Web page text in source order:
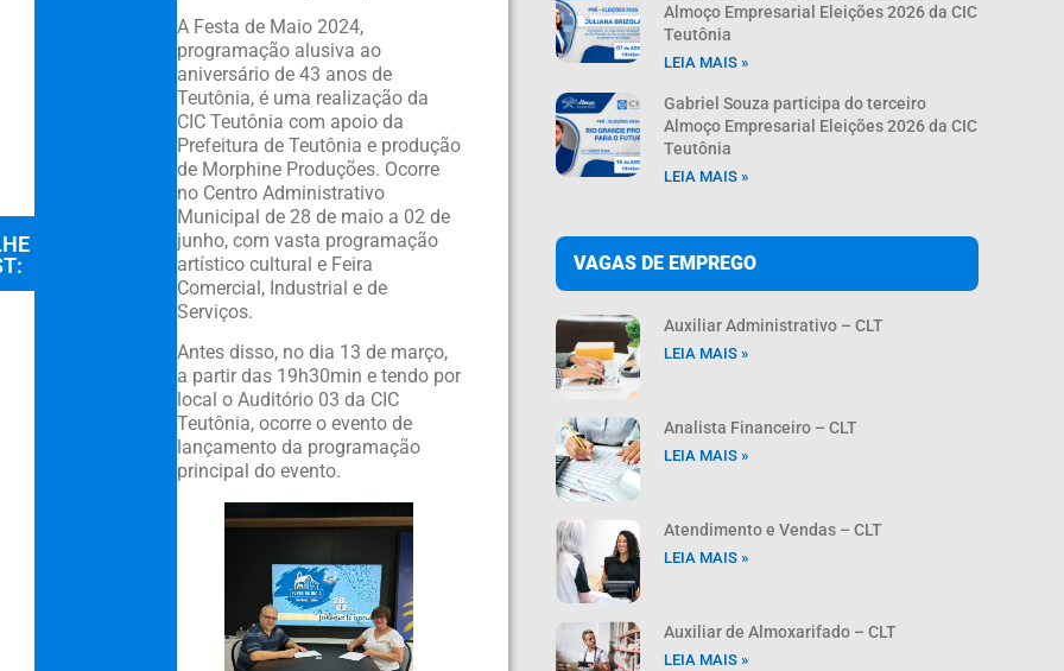
A Festa de Maio 2024,
programação alusiva ao
aniversário de 43 anos de
Teutônia, é uma realização da
CIC Teutônia com apoio da
Prefeitura de Teutônia e produção
de Morphine Produções. Ocorre
no Centro Administrativo
Municipal de 28 de maio a 02 de
junho, com vasta programação
artístico cultural e Feira
Comercial, Industrial e de
Serviços.
Antes disso, no dia 13 de março,
a partir das 19h30min e tendo por
local o Auditório 03 da CIC
Teutônia, ocorre o evento de
lançamento da programação
principal do evento.
Almoço Empresarial Eleições 2026 da CIC
Teutônia
LEIA MAIS »
Gabriel Souza participa do terceiro
Almoço Empresarial Eleições 2026 da CIC
Teutônia
LEIA MAIS »
VAGAS DE EMPREGO
Auxiliar Administrativo – CLT
LEIA MAIS »
Analista Financeiro – CLT
LEIA MAIS »
Atendimento e Vendas – CLT
LEIA MAIS »
Auxiliar de Almoxarifado – CLT
LEIA MAIS »